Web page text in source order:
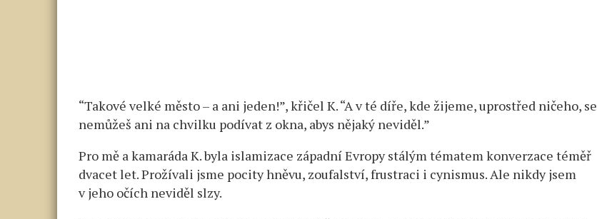
“Takové velké město – a ani jeden!”, křičel K. “A v té díře, kde žijeme, uprostřed ničeho, se
nemůžeš ani na chvilku podívat z okna, abys nějaký neviděl.”
Pro mě a kamaráda K. byla islamizace západní Evropy stálým tématem konverzace téměř
dvacet let. Prožívali jsme pocity hněvu, zoufalství, frustraci i cynismus. Ale nikdy jsem
v jeho očích neviděl slzy.